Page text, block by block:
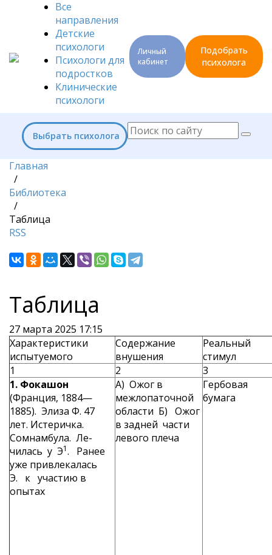
Все
направления
Детские
психологи
Психологи для
подростков
Клинические
психологи
Личный
кабинет
Подобрать
психолога
Выбрать психолога
Главная
/
Библиотека
/
Таблица
RSS
Таблица
27 марта 2025 17:15
Характеристики
испытуемого
Содержание
внушения
Реальный
стимул
1
2
3
1. Фокашон
(Франция, 1884—
1885). Элиза Ф. 47
лет. Исте­ричка.
Сомнамбула. Ле­
чилась у Э1. Ранее
уже привлекалась
Э. к уча­стию в
опытах
А) Ожог в
межлопаточной
области Б) Ожог
в зад­ней части
левого плеча
Гербовая
бумага